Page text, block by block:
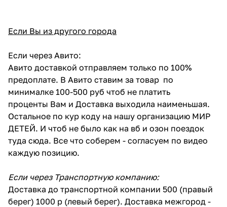
Если Вы из другого города
Если через Авито:
Авито доставкой отправляем только по 100%
предоплате. В Авито ставим за товар по
минималке 100-500 руб чтоб не платить
проценты Вам и Доставка выходила наименьшая.
Остальное по кур коду на нашу организацию МИР
ДЕТЕЙ. И чтоб не было как на вб и озон поездок
туда сюда. Все что соберем - согласуем по видео
каждую позицию.
Если через Транспортную компанию:
Доставка до транспортной компании 500 (правый
берег) 1000 р (левый берег). Доставка межгород -